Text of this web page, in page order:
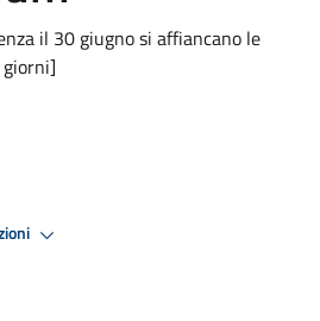
il 30 giugno si affiancano le